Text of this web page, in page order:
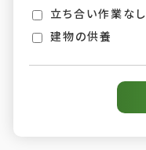
立ち合い作業なし
建物の供養